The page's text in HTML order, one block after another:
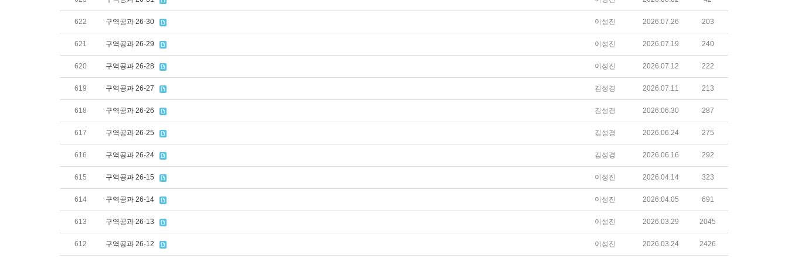
622 구역공과 26-30 이성진 2026.07.26 203
621 구역공과 26-29 이성진 2026.07.19 240
620 구역공과 26-28 이성진 2026.07.12 222
619 구역공과 26-27 김성경 2026.07.11 213
618 구역공과 26-26 김성경 2026.06.30 287
617 구역공과 26-25 김성경 2026.06.24 275
616 구역공과 26-24 김성경 2026.06.16 292
615 구역공과 26-15 이성진 2026.04.14 323
614 구역공과 26-14 이성진 2026.04.05 691
613 구역공과 26-13 이성진 2026.03.29 2045
612 구역공과 26-12 이성진 2026.03.24 2426